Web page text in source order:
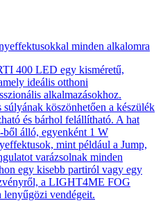
minden alkalomra
400 LED egy kisméretű,
ideális otthoni
alkalmazásokhoz.
köszönhetően a készülék
és bárhol felállítható. A hat
álló, egyenként 1 W
mint például a Jump,
varázsolnak minden
egy kisebb partiról vagy egy
a LIGHT4ME FOG
vendégeit.